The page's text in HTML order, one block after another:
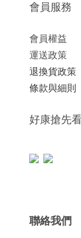
會員服務
會員權益
運送政策
退換貨政策
條款與細則
好康搶先
聯絡我們